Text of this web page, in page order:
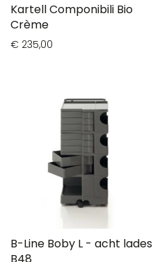
Kartell Componibili Bio
Crème
€ 235,00
B-Line Boby L - acht lades
B48